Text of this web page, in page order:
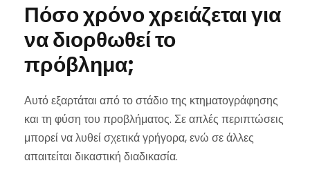
Πόσο χρόνο χρειάζεται για
να διορθωθεί το
πρόβλημα;
Αυτό εξαρτάται από το στάδιο της κτηματογράφησης
και τη φύση του προβλήματος. Σε απλές περιπτώσεις
μπορεί να λυθεί σχετικά γρήγορα, ενώ σε άλλες
απαιτείται δικαστική διαδικασία.